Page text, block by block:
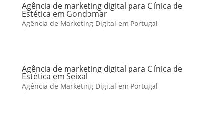
Agência de marketing digital para Clínica de
Estética em Gondomar
Agência de Marketing Digital em Portugal
Agência de marketing digital para Clínica de
Estética em Seixal
Agência de Marketing Digital em Portugal